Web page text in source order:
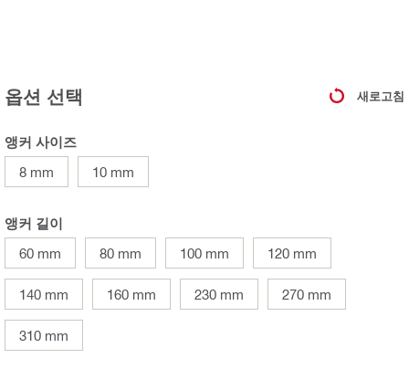
옵션 선택 새로고침
앵커 사이즈
8 mm
10 mm
앵커 길이
60 mm
80 mm 100 mm 120 mm
140 mm 160 mm 230 mm 270 mm
310 mm